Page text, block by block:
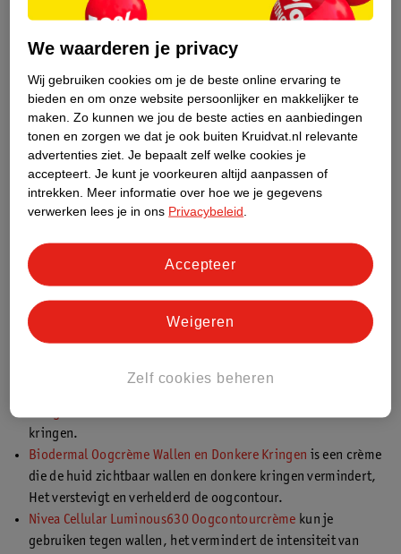
Je kan ook een schijfje komkommer op je ogen leggen. Heb je
Zet eerst een lekker kopje thee voor jezelf en laat het zakje
daarna helemaal afkoelen. Leg het theezakje vervolgens vijf
minuten op je ene oog en daarna vijf minuten op je andere.
Masseer je wallen
Ook een gezichtsmassage is een goed idee. Leg je wijs- en
middelvinger op je wallen, tegen je neus aan. Druk op je huid en
strijk in de richting van je jukbeenderen. Zo stimuleer je de
Gebruik een wallencrème
Als je last hebt van wallen, dan vraagt de huid rondom je ogen
om extra verzorging. Er zijn speciale crèmes die je kunt
gebruiken. Maar wat is nu de beste crème tegen wallen? Wij
kringen.
Biodermal Oogcrème Wallen en Donkere Kringen is een crème
die de huid zichtbaar wallen en donkere kringen vermindert,
Het verstevigt en verhelderd de oogcontour.
Nivea Cellular Luminous630 Oogcontourcrème kun je
gebruiken tegen wallen, het vermindert de intensiteit van
We waarderen je privacy
Wij gebruiken cookies om je de beste online ervaring te
bieden en om onze website persoonlijker en makkelijker te
maken. Zo kunnen we jou de beste acties en aanbiedingen
tonen en zorgen we dat je ook buiten Kruidvat.nl relevante
advertenties ziet. Je bepaalt zelf welke cookies je
accepteert. Je kunt je voorkeuren altijd aanpassen of
intrekken.
Meer informatie over hoe we je gegevens
verwerken lees je in ons Privacybeleid
Zelf cookies beheren
Weigeren
Accepteer